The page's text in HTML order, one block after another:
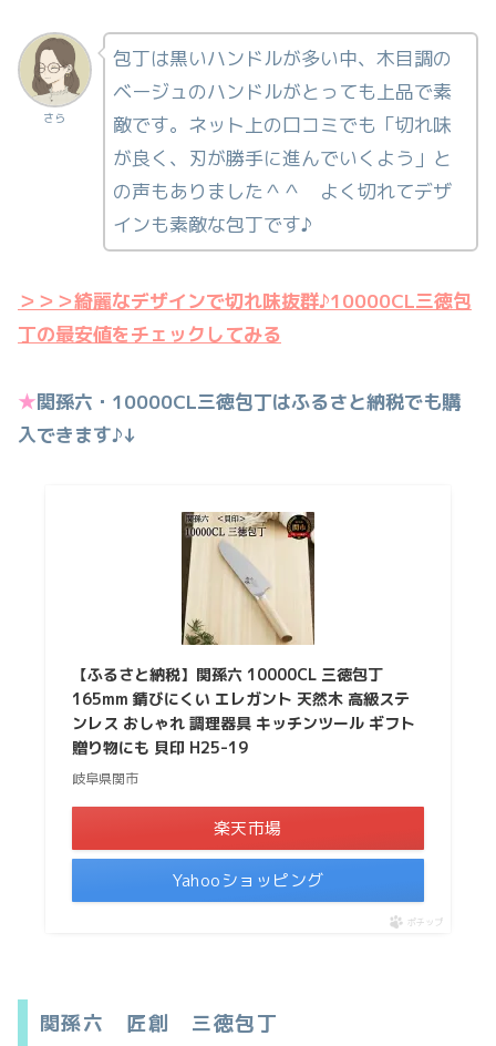
さら
包丁は黒いハンドルが多い中、木目調の
ベージュのハンドルがとっても上品で素
敵です。ネット上の口コミでも「切れ味
が良く、刃が勝手に進んでいくよう」と
の声もありました＾＾ よく切れてデザ
インも素敵な包丁です♪
＞＞＞綺麗なデザインで切れ味抜群♪10000CL三徳包
丁の最安値をチェックしてみる
★関孫六・10000CL三徳包丁はふるさと納税でも購
入できます♪↓
【ふるさと納税】関孫六 10000CL 三徳包丁
165mm 錆びにくい エレガント 天然木 高級ステ
ンレス おしゃれ 調理器具 キッチンツール ​ギフト
贈り物にも 貝印 H25-19
岐阜県関市
楽天市場
Yahooショッピング
ポチップ
関孫六 匠創 三徳包丁